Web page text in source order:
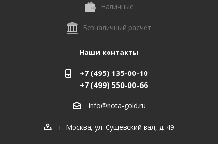
Наличные
Безналичный расчет
Наши контакты
+7 (495) 135-00-10
+7 (499) 550-00-66
info@nota-gold.ru
г. Москва, ул. Сущевский вал, д. 49